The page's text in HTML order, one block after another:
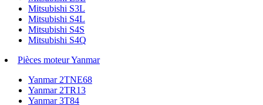
Mitsubishi S3L
Mitsubishi S4L
Mitsubishi S4S
Mitsubishi S4Q
Pièces moteur Yanmar
Yanmar 2TNE68
Yanmar 2TR13
Yanmar 3T84